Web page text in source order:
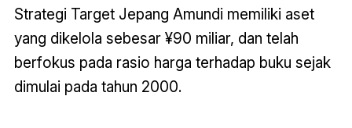
Strategi Target Jepang Amundi memiliki aset
yang dikelola sebesar ¥90 miliar, dan telah
berfokus pada rasio harga terhadap buku sejak
dimulai pada tahun 2000.